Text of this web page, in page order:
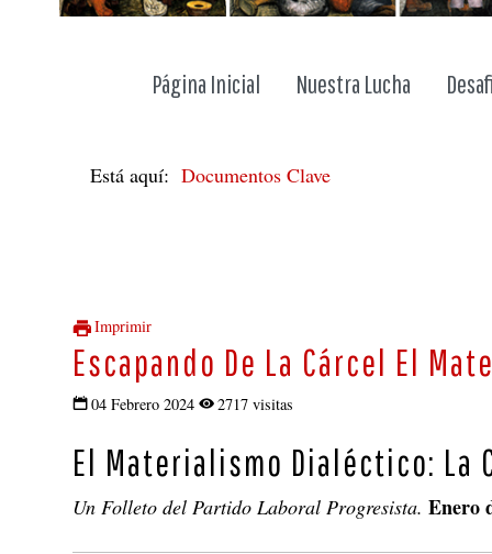
Página Inicial Nuestra Lucha
Está aquí:Documentos Clave
Imprimir
Escapando De La Cárcel El
04 Febrero 2024 2717 visitas
El Materialismo Dialéctico: La
Un Folleto del Partido Laboral Progresista.Enero